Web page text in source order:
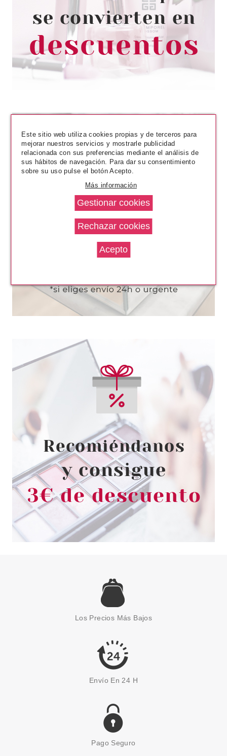
ESSENCE GEL NAIL POLISH
ESMALTE DE UÑAS 94 KISS
THE FREAKY FROG
Pvr 1.99€
-25%
desde
1.49€
ESSENCE
ESSENCE JOYAS ADHESIVAS
PARA UÑAS EN 3D 01 FUTURE
REALITY
Pvr 2.89€
-19%
desde
2.35€
ESSENCE
ESSENCE UV GEL NAIL TOP
COAT 5 ML
-13%
desde
4.75€
ESSENCE
ESSENCE UV GEL NAIL
ESMALTE DE UÑAS 11 PINKI
PROMISE 5 ML
4.75€
Los Precios Más Bajos
Envío En 24 H
Pago Seguro
Este sitio web utiliza cookies propias y de terceros para
mejorar nuestros servicios y mostrarle publicidad
relacionada con sus preferencias mediante el análisis de
sus hábitos de navegación. Para dar su consentimiento
sobre su uso pulse el botón Acepto.
Más información